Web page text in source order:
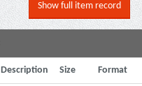
Show full item record
Description Size Format